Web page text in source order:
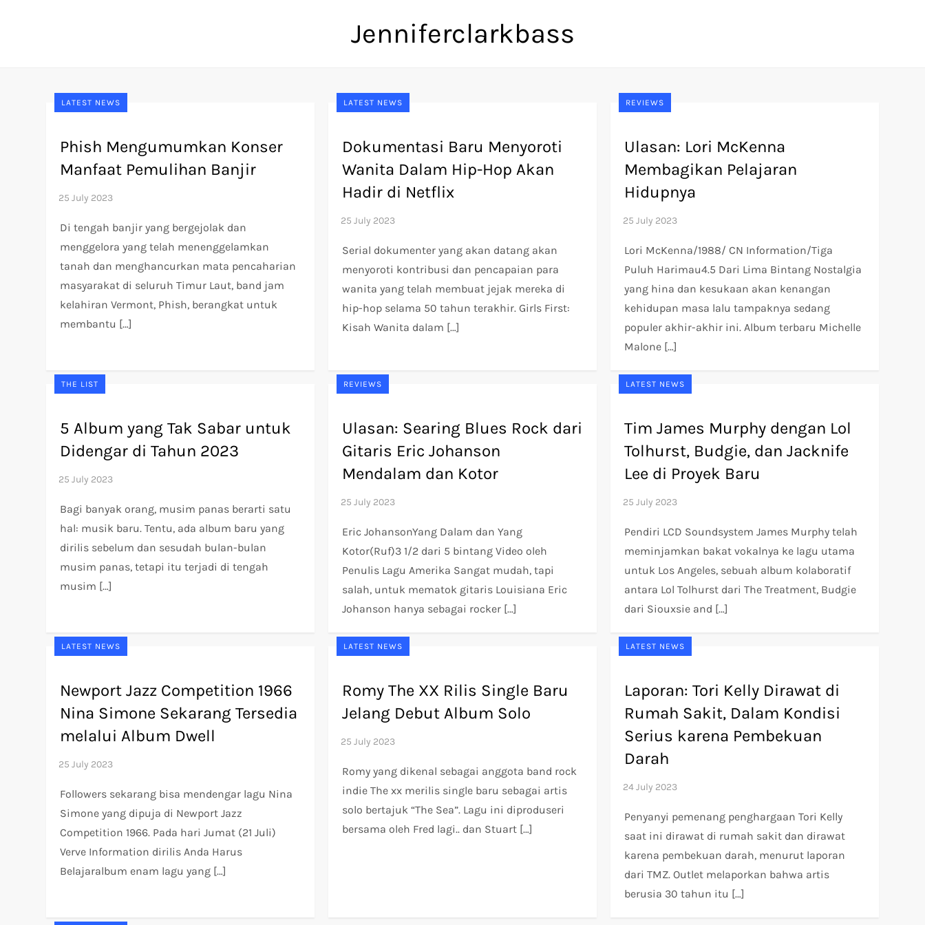
Jenniferclarkbass
LATEST NEWS
Phish Mengumumkan Konser
Manfaat Pemulihan Banjir
Di tengah banjir yang bergejolak dan
menggelora yang telah menenggelamkan
tanah dan menghancurkan mata pencaharian
masyarakat di seluruh Timur Laut, band jam
kelahiran Vermont, Phish, berangkat untuk
membantu […]
LATEST NEWS
Dokumentasi Baru Menyoroti
Wanita Dalam Hip-Hop Akan
Hadir di Netflix
Serial dokumenter yang akan datang akan
menyoroti kontribusi dan pencapaian para
wanita yang telah membuat jejak mereka di
hip-hop selama 50 tahun terakhir. Girls First:
Kisah Wanita dalam […]
REVIEWS
Ulasan: Lori McKenna
Membagikan Pelajaran
Hidupnya
Lori McKenna/1988/ CN Information/Tiga
Puluh Harimau4.5 Dari Lima Bintang Nostalgia
yang hina dan kesukaan akan kenangan
kehidupan masa lalu tampaknya sedang
populer akhir-akhir ini. Album terbaru Michelle
Malone […]
THE LIST
5 Album yang Tak Sabar untuk
Didengar di Tahun 2023
Bagi banyak orang, musim panas berarti satu
hal: musik baru. Tentu, ada album baru yang
dirilis sebelum dan sesudah bulan-bulan
musim panas, tetapi itu terjadi di tengah
musim […]
REVIEWS
Ulasan: Searing Blues Rock dari
Gitaris Eric Johanson
Mendalam dan Kotor
Eric JohansonYang Dalam dan Yang
Kotor(Ruf)3 1/2 dari 5 bintang Video oleh
Penulis Lagu Amerika Sangat mudah, tapi
salah, untuk mematok gitaris Louisiana Eric
Johanson hanya sebagai rocker […]
LATEST NEWS
Tim James Murphy dengan Lol
Tolhurst, Budgie, dan Jacknife
Lee di Proyek Baru
Pendiri LCD Soundsystem James Murphy telah
meminjamkan bakat vokalnya ke lagu utama
untuk Los Angeles, sebuah album kolaboratif
antara Lol Tolhurst dari The Treatment, Budgie
dari Siouxsie and […]
LATEST NEWS
Newport Jazz Competition 1966
Nina Simone Sekarang Tersedia
melalui Album Dwell
Followers sekarang bisa mendengar lagu Nina
Simone yang dipuja di Newport Jazz
Competition 1966. Pada hari Jumat (21 Juli)
Verve Information dirilis Anda Harus
Belajaralbum enam lagu yang […]
LATEST NEWS
Romy The XX Rilis Single Baru
Jelang Debut Album Solo
Romy yang dikenal sebagai anggota band rock
indie The xx merilis single baru sebagai artis
solo bertajuk “The Sea”. Lagu ini diproduseri
bersama oleh Fred lagi.. dan Stuart […]
LATEST NEWS
Laporan: Tori Kelly Dirawat di
Rumah Sakit, Dalam Kondisi
Serius karena Pembekuan
Darah
Penyanyi pemenang penghargaan Tori Kelly
saat ini dirawat di rumah sakit dan dirawat
karena pembekuan darah, menurut laporan
dari TMZ. Outlet melaporkan bahwa artis
berusia 30 tahun itu […]